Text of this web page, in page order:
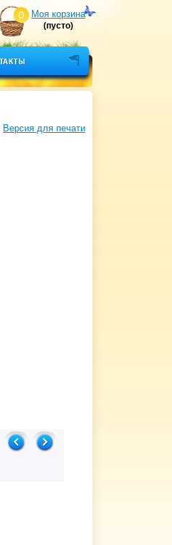
0 Моя корзина
(пусто)
Версия для печати